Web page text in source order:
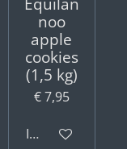
noo
apple
cookies
(1,5 kg)
€ 7,95
In winkelwagen